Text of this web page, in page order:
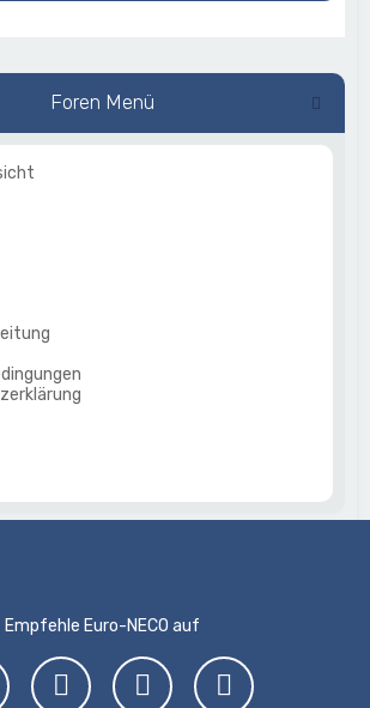
Foren Menü
Empfehle Euro-NECO auf